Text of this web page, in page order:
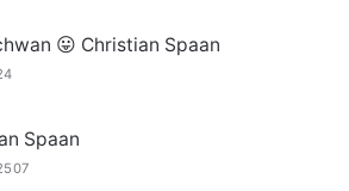
😛 Christian Spaan
Spaan